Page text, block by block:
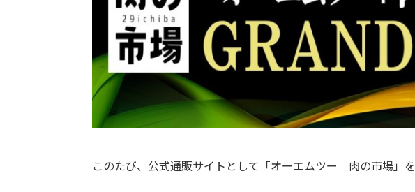
このたび、公式通販サイトとして「オーエムツー 肉の市場」を